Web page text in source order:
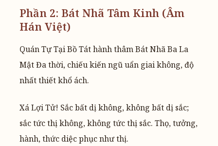
Phần 2: Bát Nhã Tâm Kinh (Âm
Hán Việt)
Quán Tự Tại Bồ Tát hành thâm Bát Nhã Ba La
Mật Đa thời, chiếu kiến ngũ uẩn giai không, độ
nhất thiết khổ ách.
Xá Lợi Tử! Sắc bất dị không, không bất dị sắc;
sắc tức thị không, không tức thị sắc. Thọ, tưởng,
hành, thức diệc phục như thị.